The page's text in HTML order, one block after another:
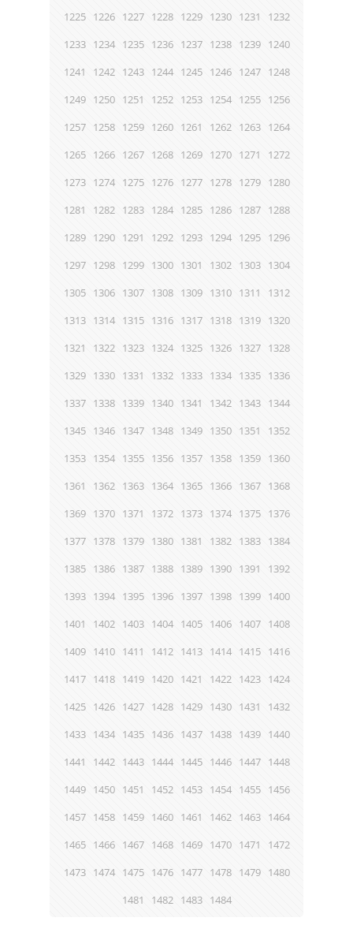
1225 1226 1227 1228 1229 1230 1231
1232
1233 1234 1235 1236 1237 1238 1239 1240
1241
1242 1243 1244 1245 1246 1247 1248
1249 1250 1251 1252 1253 1254 1255 1256
1257 1258 1259 1260 1261 1262 1263 1264
1265 1266 1267 1268 1269 1270 1271
1272
1273 1274 1275 1276 1277 1278 1279 1280
1281
1282 1283 1284 1285 1286 1287 1288
1289 1290 1291 1292 1293 1294 1295 1296
1297 1298 1299 1300 1301 1302 1303 1304
1305 1306 1307 1308 1309 1310 1311
1312
1313 1314 1315 1316 1317 1318 1319 1320
1321
1322 1323 1324 1325 1326 1327 1328
1329 1330 1331 1332 1333 1334 1335 1336
1337 1338 1339 1340 1341 1342 1343 1344
1345 1346 1347 1348 1349 1350 1351
1352
1353 1354 1355 1356 1357 1358 1359 1360
1361
1362 1363 1364 1365 1366 1367 1368
1369 1370 1371 1372 1373 1374 1375 1376
1377 1378 1379 1380 1381 1382 1383 1384
1385 1386 1387 1388 1389 1390 1391
1392
1393 1394 1395 1396 1397 1398 1399 1400
1401
1402 1403 1404 1405 1406 1407 1408
1409 1410 1411 1412 1413 1414 1415 1416
1417 1418 1419 1420 1421 1422 1423 1424
1425 1426 1427 1428 1429 1430 1431
1432
1433 1434 1435 1436 1437 1438 1439 1440
1441
1442 1443 1444 1445 1446 1447 1448
1449 1450 1451 1452 1453 1454 1455 1456
1457 1458 1459 1460 1461 1462 1463 1464
1465 1466 1467 1468 1469 1470 1471
1472
1473 1474 1475 1476 1477 1478 1479 1480
1481
1482 1483 1484